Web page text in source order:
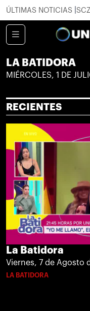
ÚLTIMAS NOTICIAS SCZ
LA BATIDORA
MIÉRCOLES, 1 DE
RECIENTES
La Batidora
Viernes, 7 de Agosto
LA BATIDORA